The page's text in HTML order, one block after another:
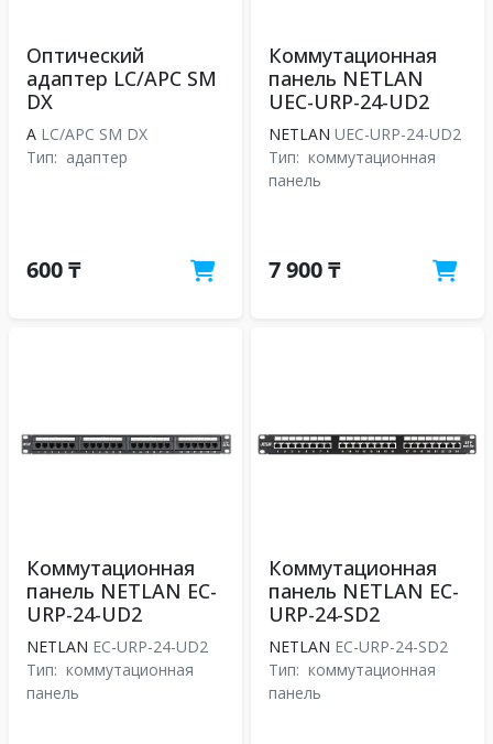
Оптический
адаптер LC/APC SM
DX
A LC/APC SM DX
Тип: адаптер
600 ₸
Коммутационная
панель NETLAN
UEC-URP-24-UD2
NETLAN UEC-URP-24-UD2
Тип: коммутационная
панель
7 900 ₸
Коммутационная
панель NETLAN EC-
URP-24-UD2
NETLAN EC-URP-24-UD2
Тип: коммутационная
панель
Коммутационная
панель NETLAN EC-
URP-24-SD2
NETLAN EC-URP-24-SD2
Тип: коммутационная
панель